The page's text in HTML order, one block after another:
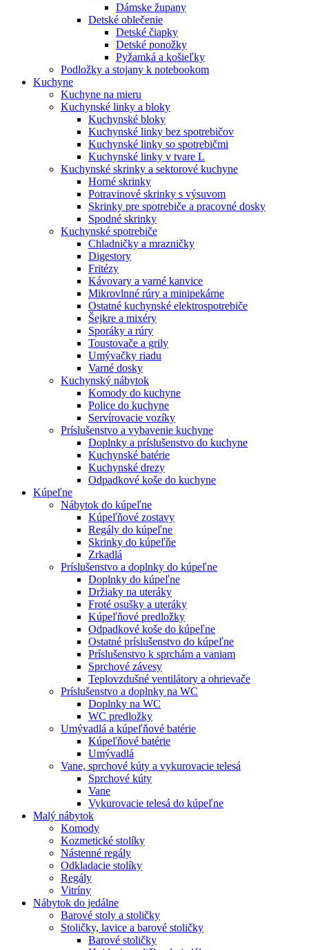
Dámske župany
Detské oblečenie
Detské čiapky
Detské ponožky
Pyžamká a košieľky
Podložky a stojany k notebookom
Kuchyne
Kuchyne na mieru
Kuchynské linky a bloky
Kuchynské bloky
Kuchynské linky bez spotrebičov
Kuchynské linky so spotrebičmi
Kuchynské linky v tvare L
Kuchynské skrinky a sektorové kuchyne
Horné skrinky
Potravinové skrinky s výsuvom
Skrinky pre spotrebiče a pracovné dosky
Spodné skrinky
Kuchynské spotrebiče
Chladničky a mrazničky
Digestory
Fritézy
Kávovary a varné kanvice
Mikrovlnné rúry a minipekárne
Ostatné kuchynské elektrospotrebiče
Šejkre a mixéry
Sporáky a rúry
Toustovače a grily
Umývačky riadu
Varné dosky
Kuchynský nábytok
Komody do kuchyne
Police do kuchyne
Servírovacie vozíky
Príslušenstvo a vybavenie kuchyne
Doplnky a príslušenstvo do kuchyne
Kuchynské batérie
Kuchynské drezy
Odpadkové koše do kuchyne
Kúpeľne
Nábytok do kúpeľne
Kúpeľňové zostavy
Regály do kúpeľne
Skrinky do kúpeľňe
Zrkadlá
Príslušenstvo a doplnky do kúpeľne
Doplnky do kúpeľne
Držiaky na uteráky
Froté osušky a uteráky
Kúpeľňové predložky
Odpadkové koše do kúpeľne
Ostatné príslušenstvo do kúpeľne
Príslušenstvo k sprchám a vaniam
Sprchové závesy
Teplovzdušné ventilátory a ohrievače
Príslušenstvo a doplnky na WC
Doplnky na WC
WC predložky
Umývadlá a kúpeľňové batérie
Kúpeľňové batérie
Umývadlá
Vane, sprchové kúty a vykurovacie telesá
Sprchové kúty
Vane
Vykurovacie telesá do kúpeľne
Malý nábytok
Komody
Kozmetické stolíky
Nástenné regály
Odkladacie stolíky
Regály
Vitríny
Nábytok do jedálne
Barové stoly a stoličky
Stoličky, lavice a barové stoličky
Barové stoličky